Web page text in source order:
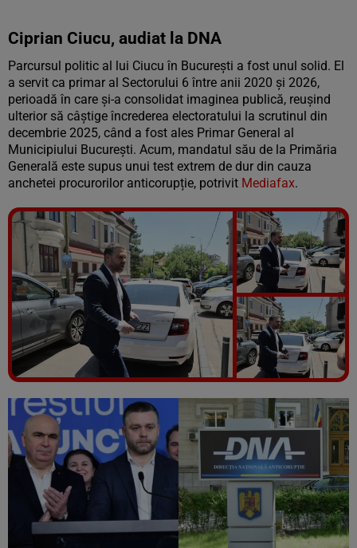
Ciprian Ciucu, audiat la DNA
Parcursul politic al lui Ciucu în București a fost unul solid. El
a servit ca primar al Sectorului 6 între anii 2020 și 2026,
perioadă în care și-a consolidat imaginea publică, reușind
ulterior să câștige încrederea electoratului la scrutinul din
decembrie 2025, când a fost ales Primar General al
Municipiului București. Acum, mandatul său de la Primăria
Generală este supus unui test extrem de dur din cauza
anchetei procurorilor anticorupție, potrivit Mediafax.
Vezi galeria foto
9 poze